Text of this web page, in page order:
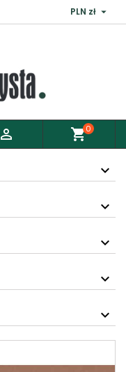
PLN zł 
 shopping_cart0